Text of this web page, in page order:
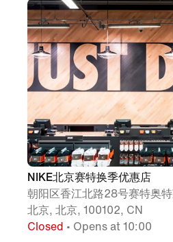
NIKE北京赛特换季优惠店
朝阳区香江北路28号赛特奥
北京, 北京, 100102, CN
Closed • Opens at 10:00